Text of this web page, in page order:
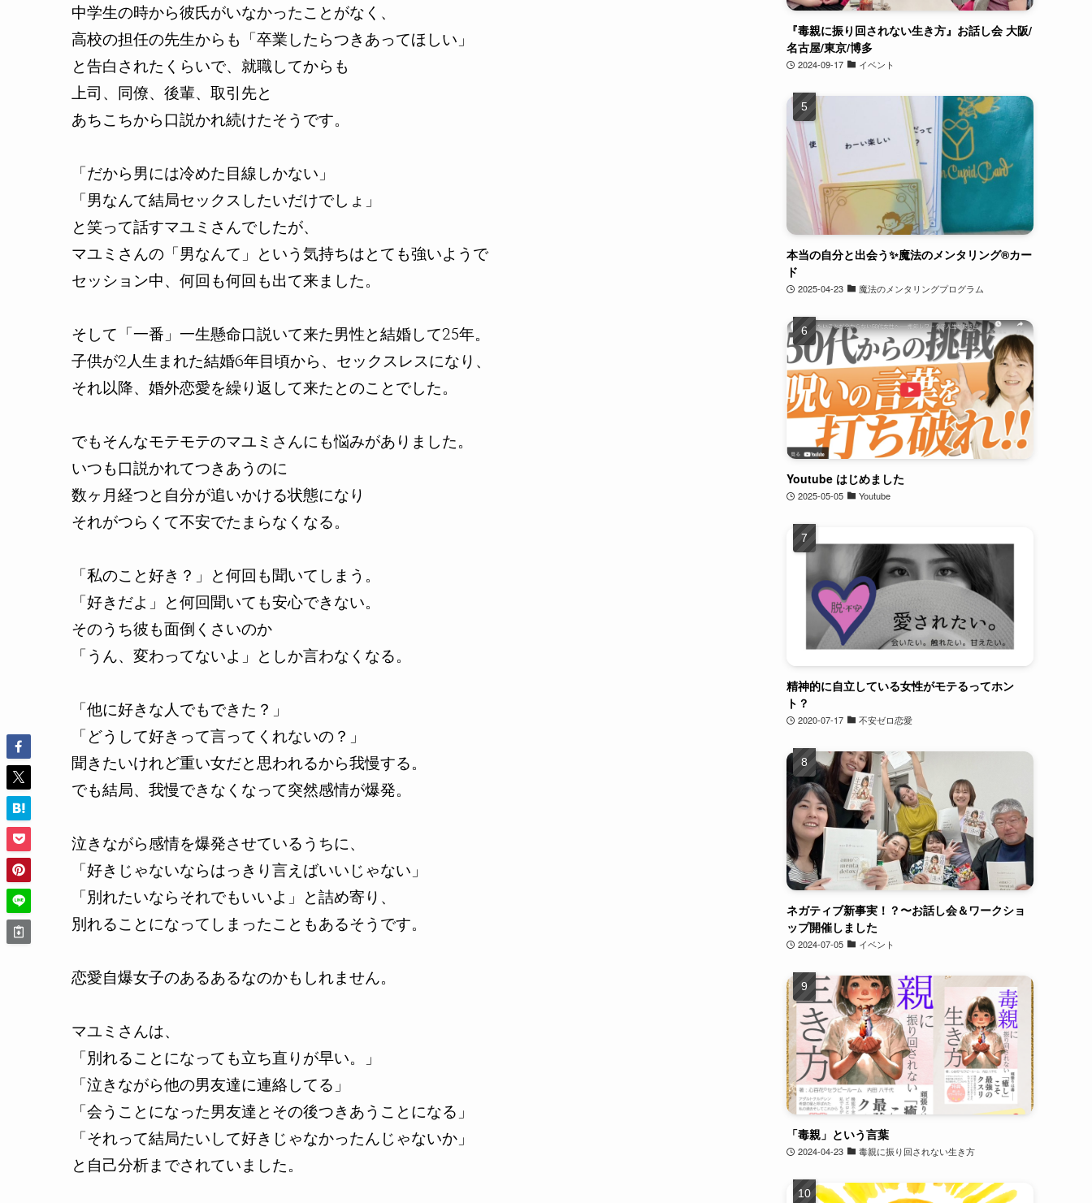
中学生の時から彼氏がいなかったことがなく、
高校の担任の先生からも「卒業したらつきあってほしい」
と告白されたくらいで、就職してからも
上司、同僚、後輩、取引先と
あちこちから口説かれ続けたそうです。
「だから男には冷めた目線しかない」
「男なんて結局セックスしたいだけでしょ」
と笑って話すマユミさんでしたが、
マユミさんの「男なんて」という気持ちはとても強いようで
セッション中、何回も何回も出て来ました。
そして「一番」一生懸命口説いて来た男性と結婚して25年。
子供が2人生まれた結婚6年目頃から、セックスレスになり、
それ以降、婚外恋愛を繰り返して来たとのことでした。
でもそんなモテモテのマユミさんにも悩みがありました。
いつも口説かれてつきあうのに
数ヶ月経つと自分が追いかける状態になり
それがつらくて不安でたまらなくなる。
「私のこと好き？」と何回も聞いてしまう。
「好きだよ」と何回聞いても安心できない。
そのうち彼も面倒くさいのか
「うん、変わってないよ」としか言わなくなる。
「他に好きな人でもできた？」
「どうして好きって言ってくれないの？」
聞きたいけれど重い女だと思われるから我慢する。
でも結局、我慢できなくなって突然感情が爆発。
泣きながら感情を爆発させているうちに、
「好きじゃないならはっきり言えばいいじゃない」
「別れたいならそれでもいいよ」と詰め寄り、
別れることになってしまったこともあるそうです。
恋愛自爆女子のあるあるなのかもしれません。
マユミさんは、
「別れることになっても立ち直りが早い。」
「泣きながら他の男友達に連絡してる」
「会うことになった男友達とその後つきあうことになる」
「それって結局たいして好きじゃなかったんじゃないか」
と自己分析までされていました。
『毒親に振り回されない生き方』お話し会 大阪/
名古屋/東京/博多
2024-09-17 イベント
本当の自分と出会う✨魔法のメンタリング®︎カー
ド
2025-04-23 魔法のメンタリングプログラム
Youtube はじめました
2025-05-05 Youtube
精神的に自立している女性がモテるってホン
ト？
2020-07-17 不安ゼロ恋愛
ネガティブ新事実！？〜お話し会＆ワークショ
ップ開催しました
2024-07-05 イベント
「毒親」という言葉
2024-04-23 毒親に振り回されない生き方